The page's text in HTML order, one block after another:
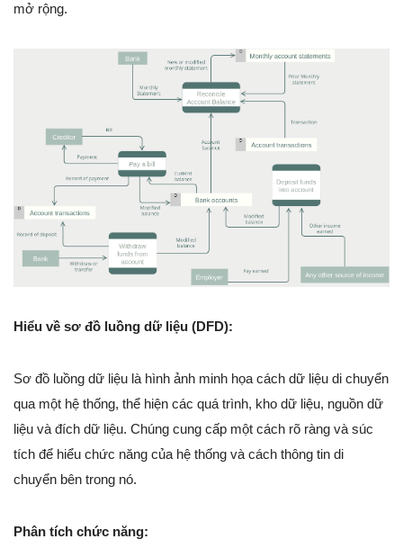
mở rộng.
Hiểu về sơ đồ luồng dữ liệu (DFD):
Sơ đồ luồng dữ liệu là hình ảnh minh họa cách dữ liệu di chuyển
qua một hệ thống, thể hiện các quá trình, kho dữ liệu, nguồn dữ
liệu và đích dữ liệu. Chúng cung cấp một cách rõ ràng và súc
tích để hiểu chức năng của hệ thống và cách thông tin di
chuyển bên trong nó.
Phân tích chức năng: